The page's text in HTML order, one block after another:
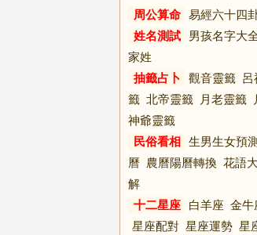
周公算命 易經六十四
姓名測試
男孩名字大
家姓
抽籤占卜
觀音靈籤 呂
籤 北帝靈籤 月老靈籤
神爺靈籤
民俗看相
生男生女預
曆 農曆陽曆轉換 花語
解
十二星座
白羊座 金牛
星座配對 星座運勢 星